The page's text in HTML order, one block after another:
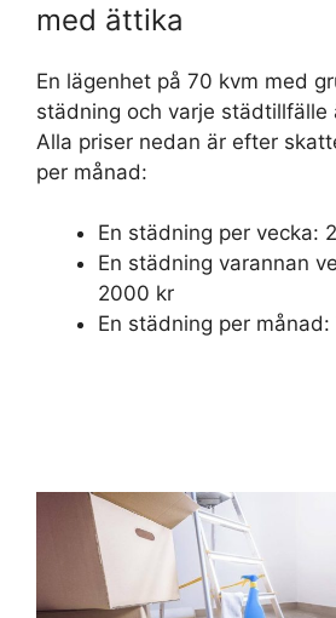
med ättika
En lägenhet på 70 kvm med
städning och varje städtillfälle
Alla priser nedan är efter
per månad:
En städning per vecka:
En städning varannan
2000 kr
En städning per